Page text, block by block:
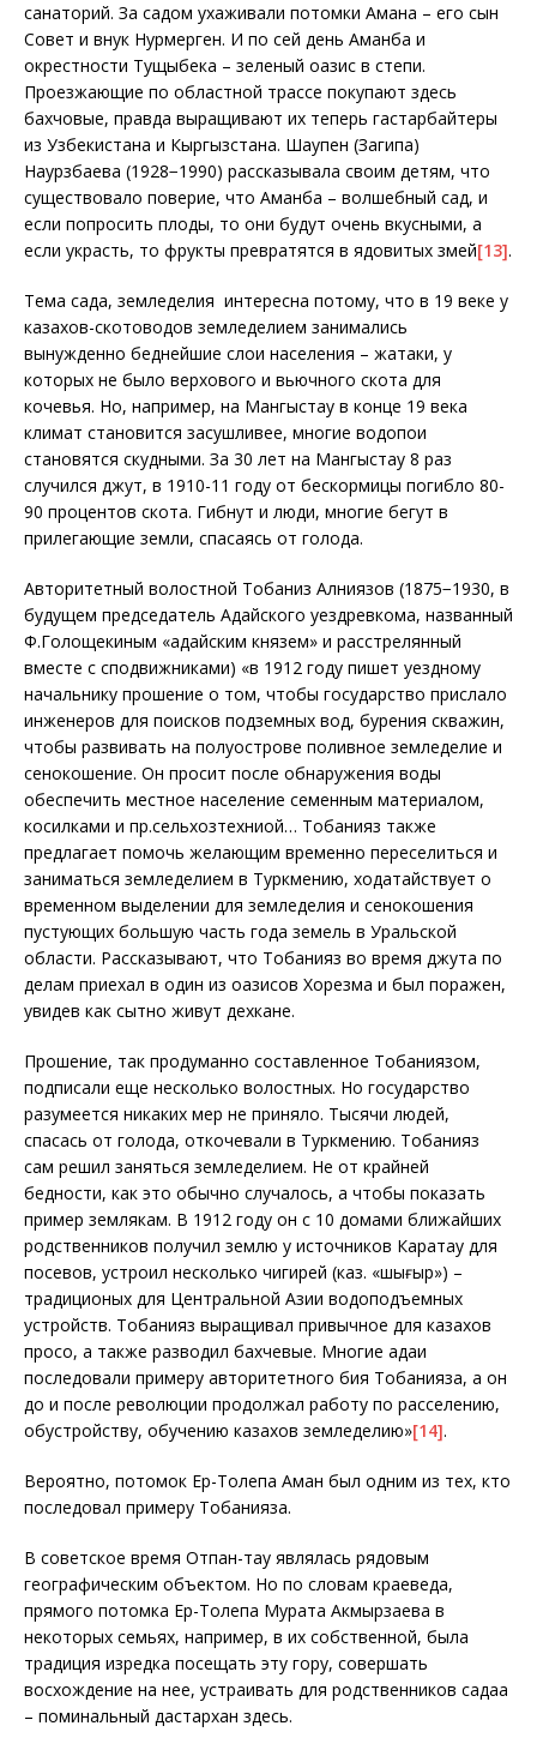
санаторий. За садом ухаживали потомки Амана – его сын
Совет и внук Нурмерген. И по сей день Аманбақ и
окрестности Тущыбека – зеленый оазис в степи.
Проезжающие по областной трассе покупают здесь
бахчовые, правда выращивают их теперь гастарбайтеры
из Узбекистана и Кыргызстана. Шаупен (Загипа)
Наурзбаева (1928−1990) рассказывала своим детям, что
существовало поверие, что Аманбақ – волшебный сад, и
если попросить плоды, то они будут очень вкусными, а
если украсть, то фрукты превратятся в ядовитых змей[13].
Тема сада, земледелия интересна потому, что в 19 веке у
казахов-скотоводов земледелием занимались
вынужденно беднейшие слои населения – жатаки, у
которых не было верхового и вьючного скота для
кочевья. Но, например, на Мангыстау в конце 19 века
климат становится засушливее, многие водопои
становятся скудными. За 30 лет на Мангыстау 8 раз
случился джут, в 1910-11 году от бескормицы погибло 80-
90 процентов скота. Гибнут и люди, многие бегут в
прилегающие земли, спасаясь от голода.
Авторитетный волостной Тобаниз Алниязов (1875−1930, в
будущем председатель Адайского уездревкома, названный
Ф.Голощекиным «адайским князем» и расстрелянный
вместе с сподвижниками) «в 1912 году пишет уездному
начальнику прошение о том, чтобы государство прислало
инженеров для поисков подземных вод, бурения скважин,
чтобы развивать на полуострове поливное земледелие и
сенокошение. Он просит после обнаружения воды
обеспечить местное население семенным материалом,
косилками и пр.сельхозтехниой… Тобанияз также
предлагает помочь желающим временно переселиться и
заниматься земледелием в Туркмению, ходатайствует о
временном выделении для земледелия и сенокошения
пустующих большую часть года земель в Уральской
области. Рассказывают, что Тобанияз во время джута по
делам приехал в один из оазисов Хорезма и был поражен,
увидев как сытно живут дехкане.
Прошение, так продуманно составленное Тобаниязом,
подписали еще несколько волостных. Но государство
разумеется никаких мер не приняло. Тысячи людей,
спасась от голода, откочевали в Туркмению. Тобанияз
сам решил заняться земледелием. Не от крайней
бедности, как это обычно случалось, а чтобы показать
пример землякам. В 1912 году он с 10 домами ближайших
родственников получил землю у источников Каратау для
посевов, устроил несколько чигирей (каз. «шығыр») –
традиционых для Центральной Азии водоподъемных
устройств. Тобанияз выращивал привычное для казахов
просо, а также разводил бахчевые. Многие адаи
последовали примеру авторитетного бия Тобанияза, а он
до и после революции продолжал работу по расселению,
обустройству, обучению казахов земледелию»[14].
Вероятно, потомок Ер-Толепа Аман был одним из тех, кто
последовал примеру Тобанияза.
В советское время Отпан-тау являлась рядовым
географическим объектом. Но по словам краеведа,
прямого потомка Ер-Толепа Мурата Акмырзаева в
некоторых семьях, например, в их собственной, была
традиция изредка посещать эту гору, совершать
восхождение на нее, устраивать для родственников садақа
– поминальный дастархан здесь.